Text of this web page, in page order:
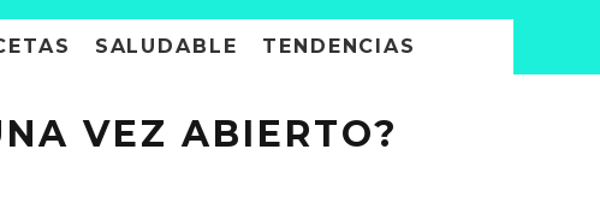
SALUDABLE TENDENCIAS
VEZ ABIERTO?